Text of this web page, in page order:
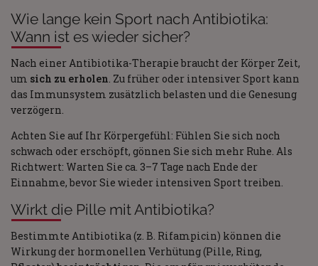
Wie lange kein Sport nach Antibiotika:
Wann ist es wieder sicher?
Nach einer Antibiotika-Therapie braucht der Körper Zeit,
um sich zu erholen . Zu früher oder intensiver Sport kann
das Immunsystem zusätzlich belasten und die Genesung
verzögern.
Achten Sie auf Ihr Körpergefühl: Fühlen Sie sich noch
schwach oder erschöpft, gönnen Sie sich mehr Ruhe. Als
Richtwert: Warten Sie ca. 3–7 Tage nach Ende der
Einnahme, bevor Sie wieder intensiven Sport treiben.
Wirkt die Pille mit Antibiotika?
Bestimmte Antibiotika (z. B. Rifampicin) können die
Wirkung der hormonellen Verhütung (Pille, Ring,